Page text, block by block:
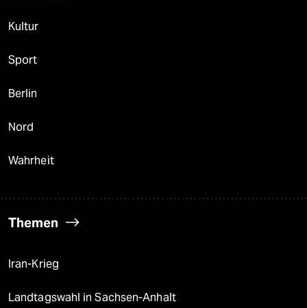
Kultur
Sport
Berlin
Nord
Wahrheit
Themen
Iran-Krieg
Landtagswahl in Sachsen-Anhalt